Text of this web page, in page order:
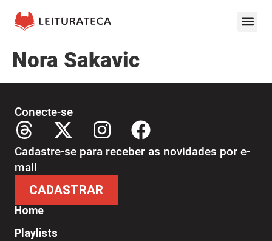
Nora Sakavic
Home
Playlists
Conecte-se
Cadastre-se para receber as novidades por e-
mail
CADASTRAR